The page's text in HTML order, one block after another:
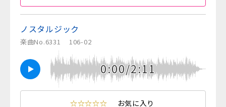
ノスタルジック
楽曲No.6331 106-02
0:00/2:11
☆☆☆☆☆ お気に入り